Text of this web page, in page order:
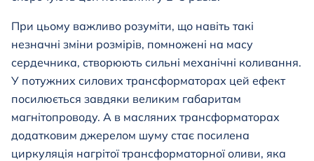
При цьому важливо розуміти, що навіть такі
незначні зміни розмірів, помножені на масу
сердечника, створюють сильні механічні коливання.
У потужних силових трансформаторах цей ефект
посилюється завдяки великим габаритам
магнітопроводу. А в масляних трансформаторах
додатковим джерелом шуму стає посилена
циркуляція нагрітої трансформаторної оливи, яка